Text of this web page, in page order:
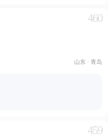
460
山东 · 青岛
459